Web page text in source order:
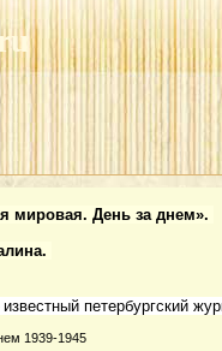
мировая. День за днем».
петербургский
1939-1945